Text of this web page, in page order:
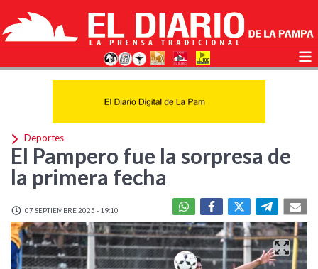
Deportes
El Pampero fue la sorpresa de
la primera fecha
07 SEPTIEMBRE 2025 - 19:10